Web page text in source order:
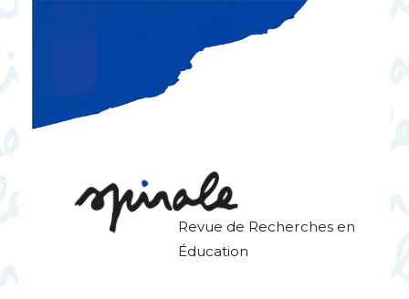
Revue de Recherches en
Éducation